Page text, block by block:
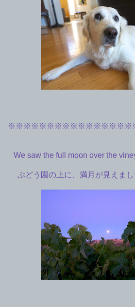
※※※※※※※※※※※※※
We saw the full moon over the
ぶどう園の上に、満月が見えま